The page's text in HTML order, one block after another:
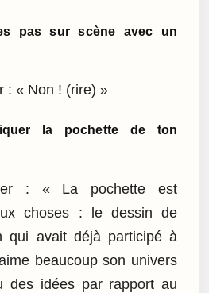
pas sur scène avec un
: « Non ! (rire) »
la pochette de ton
: « La pochette est
choses : le dessin de
qui avait déjà participé à
beaucoup son univers
des idées par rapport au